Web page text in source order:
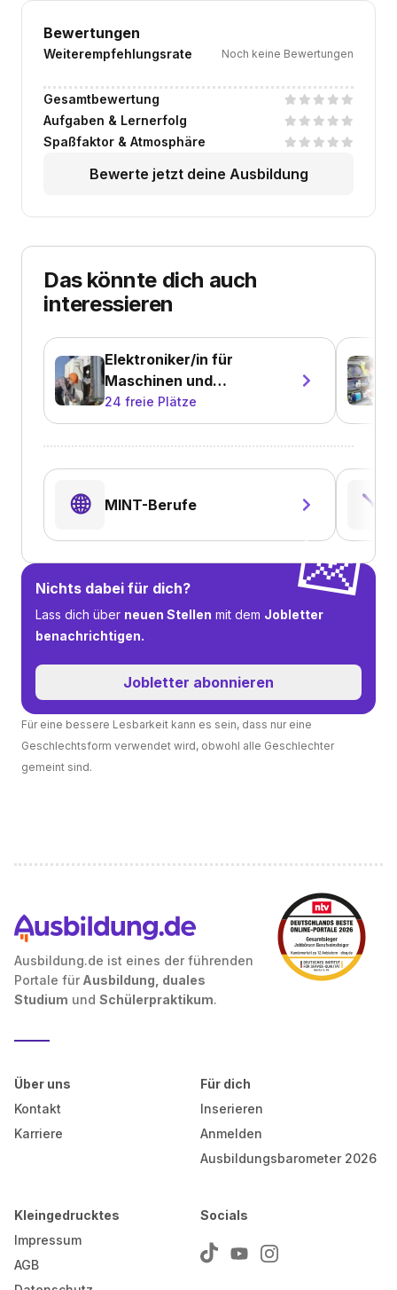
Bewertungen
Weiterempfehlungsrate Noch keine Bewertungen
Gesamtbewertung
Aufgaben & Lernerfolg
Spaßfaktor & Atmosphäre
Bewerte jetzt deine Ausbildung
Das könnte dich auch
interessieren
Elektroniker/in für
Maschinen und
Antriebstechnik
24 freie Plätze
🌐 MINT-Berufe 🪛
💌
Nichts dabei für dich?
Lass dich über neuen Stellen mit dem Jobletter
benachrichtigen.
Jobletter abonnieren
Für eine bessere Lesbarkeit kann es sein, dass nur eine
Geschlechtsform verwendet wird, obwohl alle Geschlechter
gemeint sind.
Ausbildung.de ist eines der führenden
Portale für Ausbildung, duales
Studium und Schülerpraktikum.
Über uns
Kontakt
Karriere
Für dich
Inserieren
Anmelden
Ausbildungsbarometer 2026
Kleingedrucktes
Impressum
AGB
Socials